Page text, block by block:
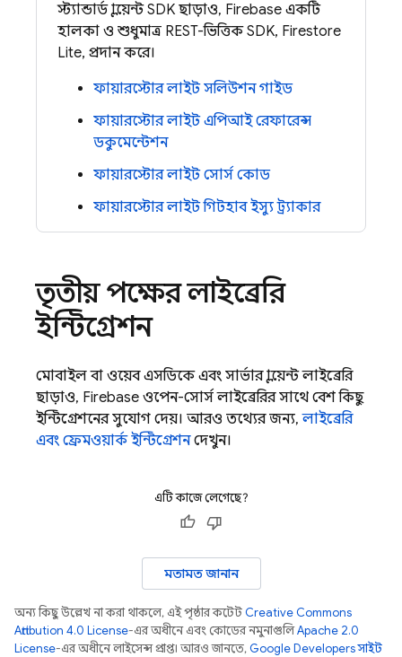
স্ট্যান্ডার্ড ক্লায়েন্ট SDK ছাড়াও, Firebase একটি
হালকা ও শুধুমাত্র REST-ভিত্তিক SDK, Firestore
Lite, প্রদান করে।
ফায়ারস্টোর লাইট সলিউশন গাইড
ফায়ারস্টোর লাইট এপিআই রেফারেন্স
ডকুমেন্টেশন
ফায়ারস্টোর লাইট সোর্স কোড
ফায়ারস্টোর লাইট গিটহাব ইস্যু ট্র্যাকার
তৃতীয় পক্ষের লাইব্রেরি
ইন্টিগ্রেশন
মোবাইল বা ওয়েব এসডিকে এবং সার্ভার ক্লায়েন্ট লাইব্রেরি
ছাড়াও, Firebase ওপেন-সোর্স লাইব্রেরির সাথে বেশ কিছু
ইন্টিগ্রেশনের সুযোগ দেয়। আরও তথ্যের জন্য,লাইব্রেরি
এবং ফ্রেমওয়ার্ক ইন্টিগ্রেশনদেখুন।
এটি কাজে লেগেছে?
মতামত জানান
অন্য কিছু উল্লেখ না করা থাকলে, এই পৃষ্ঠার কন্টেন্টCreative Commons
Attribution 4.0 License-এর অধীনে এবং কোডের নমুনাগুলিApache 2.0
License-এর অধীনে লাইসেন্স প্রাপ্ত। আরও জানতে,Google Developers সাইট